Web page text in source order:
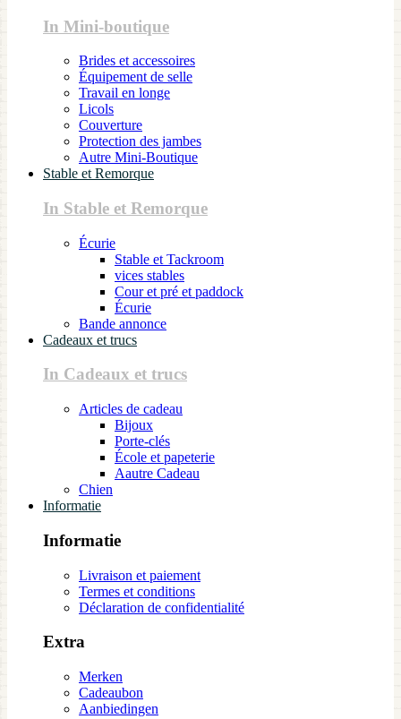
In Mini-boutique
Brides et accessoires
Équipement de selle
Travail en longe
Licols
Couverture
Protection des jambes
Autre Mini-Boutique
Stable et Remorque
In Stable et Remorque
Écurie
Stable et Tackroom
vices stables
Cour et pré et paddock
Écurie
Bande annonce
Cadeaux et trucs
In Cadeaux et trucs
Articles de cadeau
Bijoux
Porte-clés
École et papeterie
Aautre Cadeau
Chien
Informatie
Informatie
Livraison et paiement
Termes et conditions
Déclaration de confidentialité
Extra
Merken
Cadeaubon
Aanbiedingen